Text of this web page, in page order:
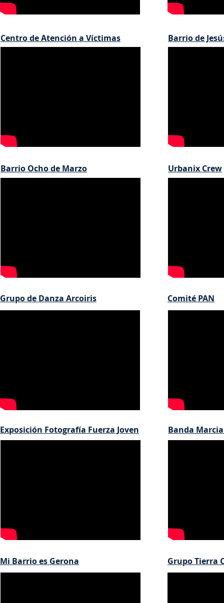
Centro de Atención a Víctimas
Barrio Ocho de Marzo
Grupo de Danza Arcoiris
Exposición Fotografía Fuerza Joven
Mi Barrio es Gerona
Barrio de
Urbanix Crew
Comité PAN
Banda
Grupo Tierra